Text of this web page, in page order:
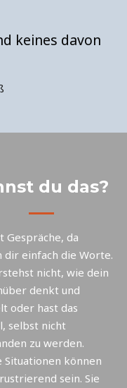
keines davon
du das?
Gespräche, da
dir einfach die Worte.
nicht, wie dein
denkt und
oder hast das
selbst nicht
zu werden.
Situationen können
sein. Sie